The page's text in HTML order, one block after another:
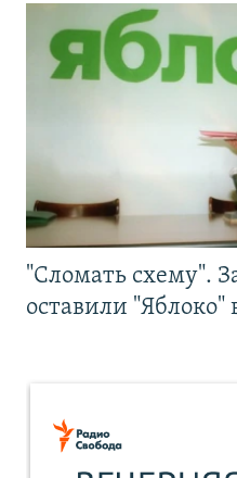
"Сломать схему".
оставили "Яблоко"